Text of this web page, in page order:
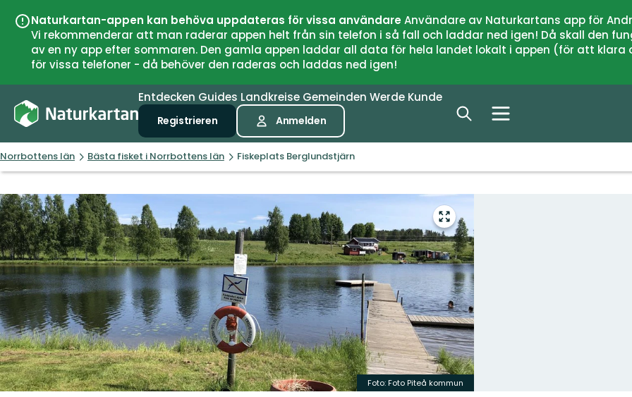
Naturkartan-appen kan behöva uppdateras för vissa användareAnvändare av Naturkartans app för
Vi rekommenderar att man raderar appen helt från sin telefon i så fall och laddar ned igen! Då skall den
av en ny app efter sommaren. Den gamla appen laddar all data för hela landet lokalt i appen (för att
för vissa telefoner - då behöver den raderas och laddas ned igen!
Entdecken Guides Landkreise Gemeinden Werde Kunde
Registrieren Anmelden
Norrbottens län Bästa fisket i Norrbottens län Fiskeplats Berglundstjärn
Vollbild
öffnen
Foto: Foto Piteå kommun